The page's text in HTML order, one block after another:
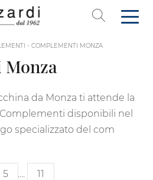
- COMPLEMENTI MONZA
da Monza ti attende la
disponibili nel
specializzato del com
5 .... 11